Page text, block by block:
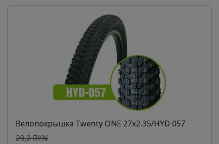
Велопокрышка Twenty ONE 27х2.35/HYD 057
29,2 BYN